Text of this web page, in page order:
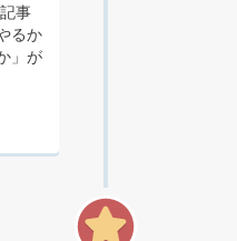
事
るか
」が